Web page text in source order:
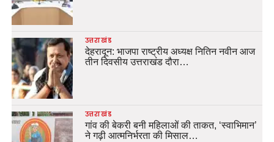
उत्तराखंड
देहरादून: भाजपा राष्ट्रीय अध्यक्ष नितिन नवीन आज
तीन दिवसीय उत्तराखंड दौरा…
उत्तराखंड
गांव की बेकरी बनी महिलाओं की ताकत, ‘स्वाभिमान’
ने गढ़ी आत्मनिर्भरता की मिसाल…